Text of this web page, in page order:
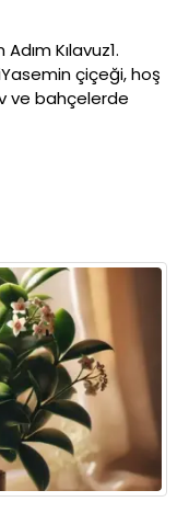
Kılavuz1.
çiçeği, hoş
ve bahçelerde